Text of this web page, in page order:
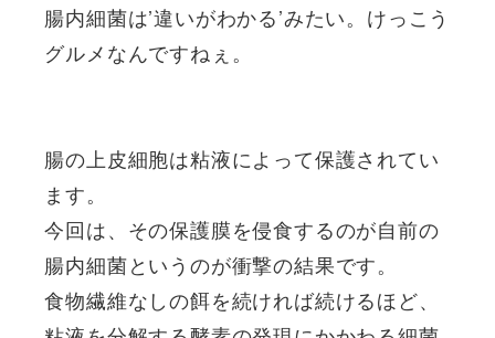
腸内細菌は’違いがわかる’みたい。けっこう
グルメなんですねぇ。
腸の上皮細胞は粘液によって保護されてい
ます。
今回は、その保護膜を侵食するのが自前の
腸内細菌というのが衝撃の結果です。
食物繊維なしの餌を続ければ続けるほど、